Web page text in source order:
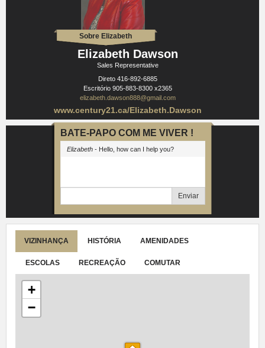
Sobre Elizabeth
Elizabeth Dawson
Sales Representative
Direto 416-892-6885
Escritório 905-883-8300 x2365
elizabeth.dawson888@gmail.com
www.century21.ca/Elizabeth.Dawson
BATE-PAPO COM ME VIVER !
Elizabeth- Hello, how can I help you?
Enviar
VIZINHANÇA HISTÓRIA AMENIDADES
ESCOLAS RECREAÇÃO COMUTAR
+
−